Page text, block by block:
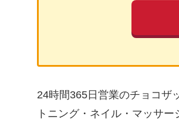
24時間365日営業のチョコザ
トニング・ネイル・マッサ